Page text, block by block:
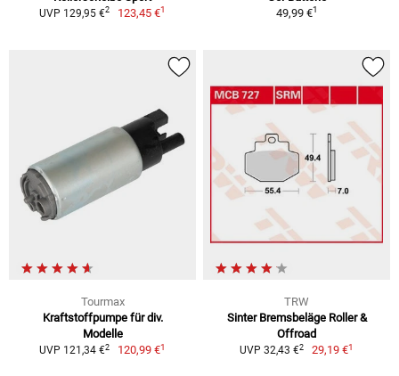
UVP 129,95 €2 123,45 €1
49,99 €1
Tourmax
Kraftstoffpumpe für div.
Modelle
UVP 121,34 €2 120,99 €1
TRW
Sinter Bremsbeläge Roller &
Offroad
UVP 32,43 €2 29,19 €1